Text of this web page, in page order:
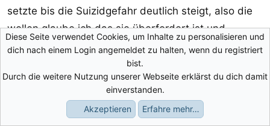
setzte bis die Suizidgefahr deutlich steigt, also die
wollen glaube ich das sie überfordert ist und
zerbricht. Also sehr gefährlich. Normal ein Fall für
die Polizei und oder den Nachrichtendiensten und
keiner wo man ihr zumuten kann vor Gericht zu
klagen was bei einer Betroffenen eher einen Irrsinn
darstellt, weil das Gericht dann nur rechts(radikal)
Anmelden Registrieren
Diese Seite verwendet Cookies, um Inhalte zu personalisieren und
dich nach einem Login angemeldet zu halten, wenn du registriert
bist.
Durch die weitere Nutzung unserer Webseite erklärst du dich damit
einverstanden.
Akzeptieren
Erfahre mehr…